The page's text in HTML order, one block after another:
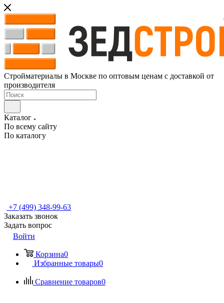
Стройматериалы в Москве по оптовым ценам с доставкой от
производителя
Каталог
По всему сайту
По каталогу
+7 (499) 348-99-63
Заказать звонок
Задать вопрос
Войти
Корзина0
Избранные товары0
Сравнение товаров0